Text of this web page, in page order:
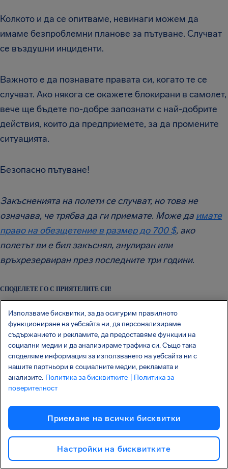
Колкото и да се опитваме, невинаги можем да
имаме безпроблемни планове за пътуване. Случват
се въздушни инциденти.
Важното е да познавате правата си, когато те се
случват. Ако някога се окажете блокирани в самолет,
вече ще бъдете по-добре запознати с най-добрите
действия, които да предприемете, за да промените
ситуацията.
Безопасно пътуване!
Закъсненията на полети се случват, но това не
означава, че трябва да ги приемате. Може да имате
право на обезщетение в размер до 700 $, ако
полетът ви е бил закъснял, анулиран или
връхрезервиран през последните три години.
СПОДЕЛЕТЕ ГО С ПРИЯТЕЛИТЕ СИ!
TrustpilotОтлично 241 519 отзиви
Свързани статии
ОБЕЗЩЕТЕНИЕ И ПРАВА НА ПЪТНИЦИТЕ
Използваме бисквитки, за да осигурим правилното
функциониране на уебсайта ни, да персонализираме
съдържанието и рекламите, да предоставяме функции на
социални медии и да анализираме трафика си. Също така
споделяме информация за използването на уебсайта ни с
нашите партньори в социалните медии, рекламата и
анализите. Политика за бисквитките
| Политика за
поверителност
Приемане на всички бисквитки
Настройки на бисквитките